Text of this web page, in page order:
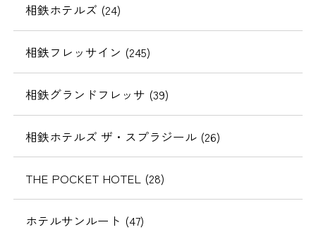
相鉄ホテルズ (24)
相鉄フレッサイン (245)
相鉄グランドフレッサ (39)
相鉄ホテルズ ザ・スプラジール (26)
THE POCKET HOTEL (28)
ホテルサンルート (47)